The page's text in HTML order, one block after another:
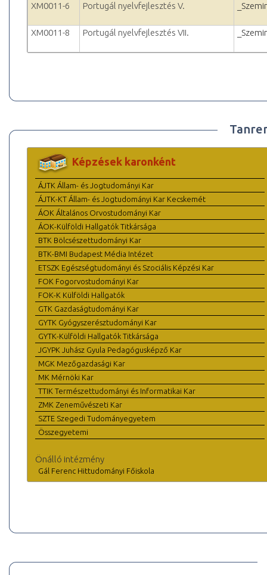
XM0011-6 Portugál nyelvfejlesztés V.
XM0011-8 Portugál nyelvfejlesztés VII.
Képzések karonként
ÁJTK Állam- és Jogtudományi Kar
ÁJTK-KT Állam- és Jogtudományi Kar Kecskemét
ÁOK Általános Orvostudományi Kar
ÁOK-Külföldi Hallgatók Titkársága
BTK Bölcsészettudományi Kar
BTK-BMI Budapest Média Intézet
ETSZK Egészségtudományi és Szociális Képzési Kar
FOK Fogorvostudományi Kar
FOK-K Külföldi Hallgatók
GTK Gazdaságtudományi Kar
GYTK Gyógyszerésztudományi Kar
GYTK-Külföldi Hallgatók Titkársága
JGYPK Juhász Gyula Pedagógusképző Kar
MGK Mezőgazdasági Kar
MK Mérnöki Kar
TTIK Természettudományi és Informatikai Kar
ZMK Zeneművészeti Kar
SZTE Szegedi Tudományegyetem
Összegyetemi
Önálló intézmény
Gál Ferenc Hittudományi Főiskola